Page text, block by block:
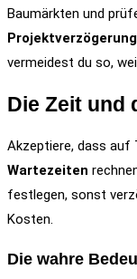
Baumärkten und
vermeidest du so, weil
Die Zeit und
Akzeptiere, dass
Wartezeiten
festlegen, sonst
Kosten.
Die wahre